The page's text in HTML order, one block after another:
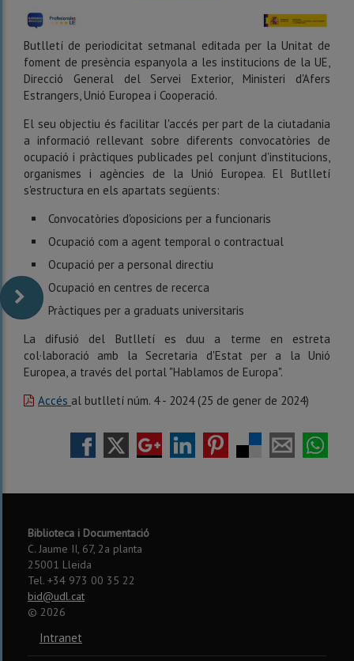
Butlletí de periodicitat setmanal editada per la Unitat de
foment de presència espanyola a les institucions de la UE,
Direcció General del Servei Exterior, Ministeri d'Afers
Estrangers, Unió Europea i Cooperació.
El seu objectiu és facilitar l'accés per part de la ciutadania
a informació rellevant sobre diferents convocatòries de
ocupació i pràctiques publicades pel conjunt d'institucions,
organismes i agències de la Unió Europea. El Butlletí
s'estructura en els apartats següents:
Convocatòries d'oposicions per a funcionaris
Ocupació com a agent temporal o contractual
Ocupació per a personal directiu
Ocupació en centres de recerca
Pràctiques per a graduats universitaris
La difusió del Butlletí es duu a terme en estreta
col·laboració amb la Secretaria d'Estat per a la Unió
Europea, a través del portal "Hablamos de Europa".
Accés al butlletí núm. 4 - 2024 (25 de gener de 2024)
Biblioteca i Documentació
C. Jaume II, 67, 2a planta
25001 Lleida
Tel. +34 973 00 35 22
bid@udl.cat
© 2026
Intranet